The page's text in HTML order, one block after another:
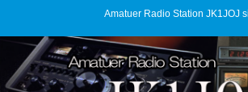
Amatuer Radio Station JK1JOJ